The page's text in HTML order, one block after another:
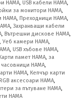
HAMA, USB кабели HAMA,
за монитори HAMA,
, Преходници HAMA,
, Захранващи кабели
, Вътрешни дискове HAMA,
, Уеб камери HAMA,
, USB хъбове HAMA,
памет HAMA, за
HAMA,
HAMA, Кепчър карти
RGB аксесоари HAMA,
за пътуване HAMA,
HAMA